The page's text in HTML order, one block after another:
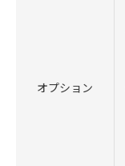
オプション